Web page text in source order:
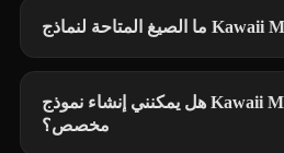
هل يمكنني إنشاء نموذج Kawaii Monster ثلاثي الأبعاد
مخصص؟